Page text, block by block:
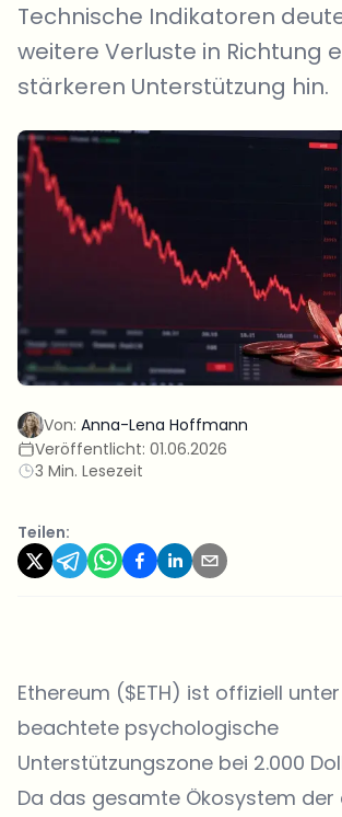
Technische Indikatoren
weitere Verluste in Richtung
stärkeren Unterstützung hin.
Von: Anna-Lena Hoffmann
Veröffentlicht: 01.06.2026
3 Min. Lesezeit
Teilen:
Ethereum ($ETH) ist offiziell
beachtete psychologische
Unterstützungszone bei 2.000
Da das gesamte Ökosystem der